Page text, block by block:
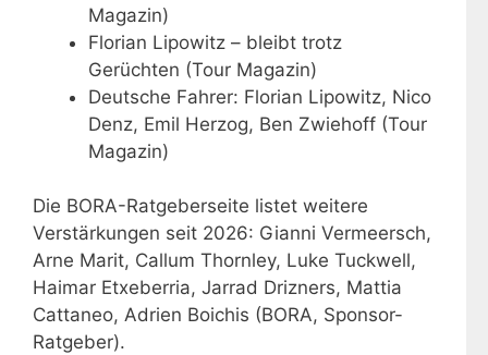
Magazin)
Florian Lipowitz – bleibt trotz
Gerüchten (Tour Magazin)
Deutsche Fahrer: Florian Lipowitz, Nico
Denz, Emil Herzog, Ben Zwiehoff (Tour
Magazin)
Die BORA-Ratgeberseite listet weitere
Verstärkungen seit 2026: Gianni Vermeersch,
Arne Marit, Callum Thornley, Luke Tuckwell,
Haimar Etxeberria, Jarrad Drizners, Mattia
Cattaneo, Adrien Boichis (BORA, Sponsor-
Ratgeber).